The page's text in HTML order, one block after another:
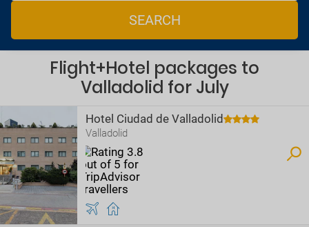
SEARCH
Flight+Hotel packages to
Valladolid for July
Hotel Ciudad de Valladolid
Valladolid